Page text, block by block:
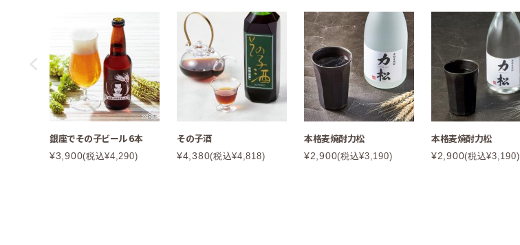
銀座でその子ビール 6本
¥3,900(税込¥4,290)
その子酒
¥4,380(税込¥4,818)
本格麦焼酎力松
¥2,900(税込¥3,190)
本格麦焼酎力松
¥2,900(税込¥3,190)